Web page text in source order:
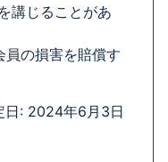
講じることがあ
員の損害を賠償す
日: 2024年6月3日